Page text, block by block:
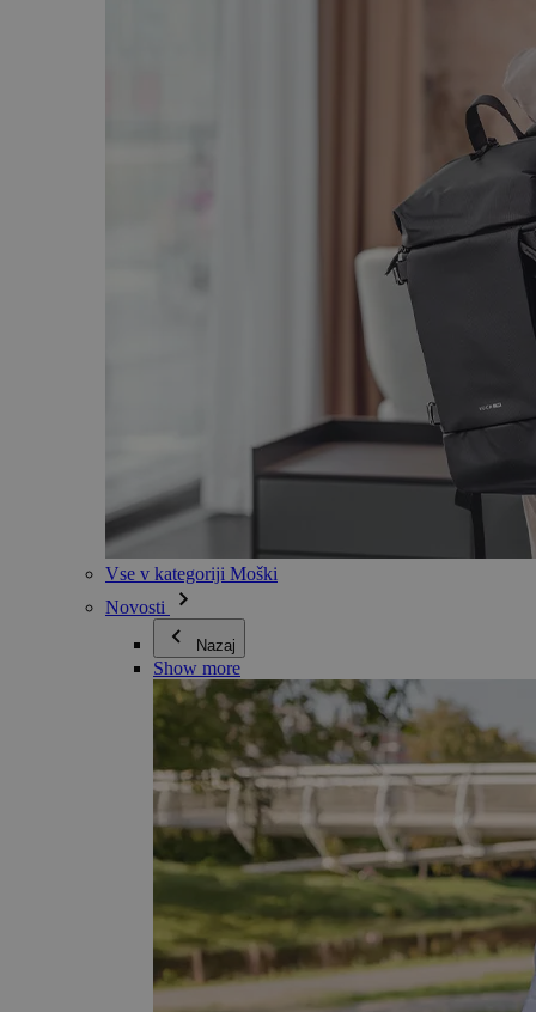
Vse v kategoriji Moški
Novosti
Nazaj
Show more